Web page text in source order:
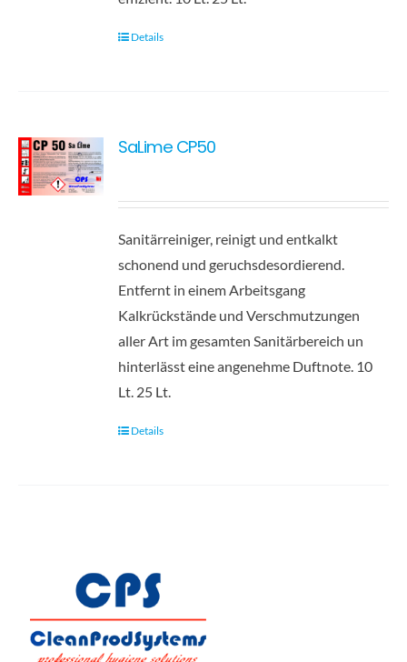
Details
SaLime CP50
Sanitärreiniger, reinigt und entkalkt
schonend und geruchsdesordierend.
Entfernt in einem Arbeitsgang
Kalkrückstände und Verschmutzungen
aller Art im gesamten Sanitärbereich un
hinterlässt eine angenehme Duftnote. 10
Lt. 25 Lt.
Details